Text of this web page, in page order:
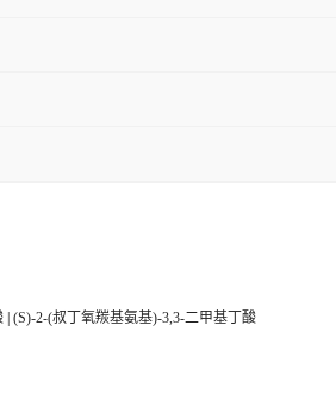
(S)-2-(叔丁氧羰基氨基)-3,3-二甲基丁酸